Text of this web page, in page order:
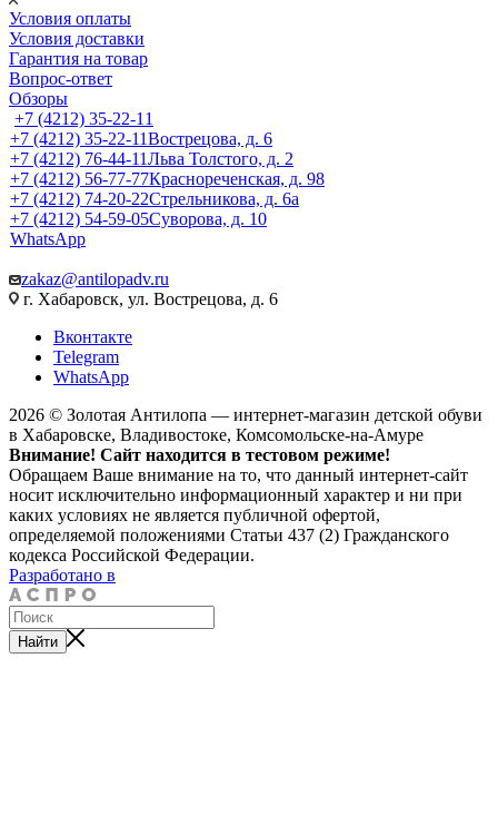
Условия оплаты
Условия доставки
Гарантия на товар
Вопрос-ответ
Обзоры
+7 (4212) 35-22-11
+7 (4212) 35-22-11Вострецова, д. 6
+7 (4212) 76-44-11Льва Толстого, д. 2
+7 (4212) 56-77-77Краснореченская, д. 98
+7 (4212) 74-20-22Стрельникова, д. 6а
+7 (4212) 54-59-05Суворова, д. 10
WhatsApp
zakaz@antilopadv.ru
г. Хабаровск, ул. Вострецова, д. 6
Вконтакте
Telegram
WhatsApp
2026 © Золотая Антилопа — интернет-магазин детской обуви
в Хабаровске, Владивостоке, Комсомольске-на-Амуре
Внимание! Сайт находится в тестовом режиме!
Обращаем Ваше внимание на то, что данный интернет-сайт
носит исключительно информационный характер и ни при
каких условиях не является публичной офертой,
определяемой положениями Статьи 437 (2) Гражданского
кодекса Российской Федерации.
Разработано в
Найти